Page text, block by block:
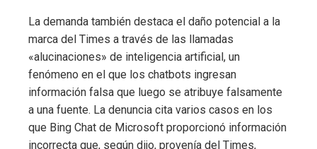
La demanda también destaca el daño potencial a la
marca del Times a través de las llamadas
«alucinaciones» de inteligencia artificial, un
fenómeno en el que los chatbots ingresan
información falsa que luego se atribuye falsamente
a una fuente. La denuncia cita varios casos en los
que Bing Chat de Microsoft proporcionó información
incorrecta que, según dijo, provenía del Times,